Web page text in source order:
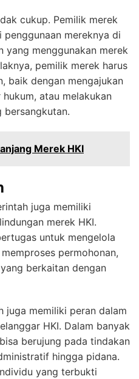
cukup. Pemilik merek
mereknya di
yang menggunakan merek
pemilik merek harus
baik dengan mengajukan
atau melakukan
bersangkutan.
Merek HKI
juga memiliki
merek HKI.
untuk mengelola
permohonan,
berkaitan dengan
juga memiliki peran dalam
HKI. Dalam banyak
berujung pada tindakan
hingga pidana.
yang terbukti